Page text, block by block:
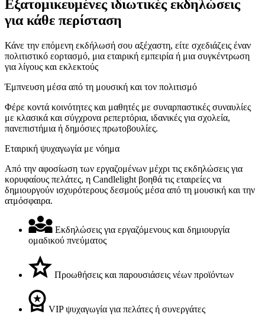
Εξατομικευμένες ιδιωτικές εκδηλώσεις
για κάθε περίσταση
Κάνε την επόμενη εκδήλωσή σου αξέχαστη, είτε σχεδιάζεις έναν
πολιτιστικό εορτασμό, μια εταιρική εμπειρία ή μια συγκέντρωση
για λίγους και εκλεκτούς
Έμπνευση μέσα από τη μουσική και τον πολιτισμό
Φέρε κοντά κοινότητες και μαθητές με συναρπαστικές συναυλίες
με κλασικά και σύγχρονα ρεπερτόρια, ιδανικές για σχολεία,
πανεπιστήμια ή δημόσιες πρωτοβουλίες.
Εταιρική ψυχαγωγία με νόημα
Από την αφοσίωση των εργαζομένων μέχρι τις εκδηλώσεις για
κορυφαίους πελάτες, η Candlelight βοηθά τις εταιρείες να
δημιουργούν ισχυρότερους δεσμούς μέσα από τη μουσική και την
ατμόσφαιρα.
Εκδηλώσεις για εργαζόμενους και δημιουργία
ομαδικού πνεύματος
Προωθήσεις και παρουσιάσεις νέων προϊόντων
VIP ψυχαγωγία για πελάτες ή συνεργάτες